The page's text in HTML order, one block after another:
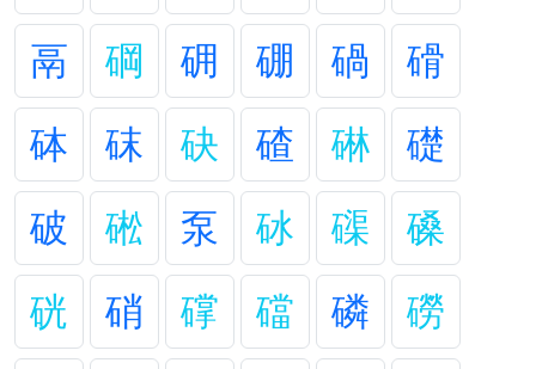
鬲
碙 砽 硼 碢
磆
砵
砞 砄 碴 碄
礎
破
硹 泵 砅 磲
磉
硄
硝 礃 礑 磷
磱